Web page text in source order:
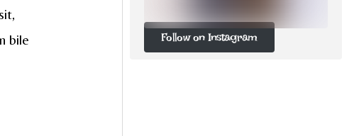
bile
Follow on Instagram